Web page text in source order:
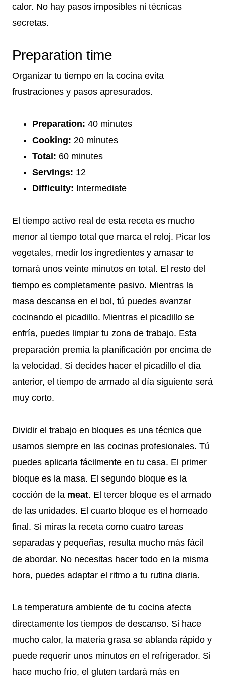
calor. No hay pasos imposibles ni técnicas
secretas.
Preparation time
Organizar tu tiempo en la cocina evita
frustraciones y pasos apresurados.
Preparation: 40 minutes
Cooking: 20 minutes
Total: 60 minutes
Servings: 12
Difficulty: Intermediate
El tiempo activo real de esta receta es mucho
menor al tiempo total que marca el reloj. Picar los
vegetales, medir los ingredientes y amasar te
tomará unos veinte minutos en total. El resto del
tiempo es completamente pasivo. Mientras la
masa descansa en el bol, tú puedes avanzar
cocinando el picadillo. Mientras el picadillo se
enfría, puedes limpiar tu zona de trabajo. Esta
preparación premia la planificación por encima de
la velocidad. Si decides hacer el picadillo el día
anterior, el tiempo de armado al día siguiente será
muy corto.
Dividir el trabajo en bloques es una técnica que
usamos siempre en las cocinas profesionales. Tú
puedes aplicarla fácilmente en tu casa. El primer
bloque es la masa. El segundo bloque es la
cocción de la meat. El tercer bloque es el armado
de las unidades. El cuarto bloque es el horneado
final. Si miras la receta como cuatro tareas
separadas y pequeñas, resulta mucho más fácil
de abordar. No necesitas hacer todo en la misma
hora, puedes adaptar el ritmo a tu rutina diaria.
La temperatura ambiente de tu cocina afecta
directamente los tiempos de descanso. Si hace
mucho calor, la materia grasa se ablanda rápido y
puede requerir unos minutos en el refrigerador. Si
hace mucho frío, el gluten tardará más en